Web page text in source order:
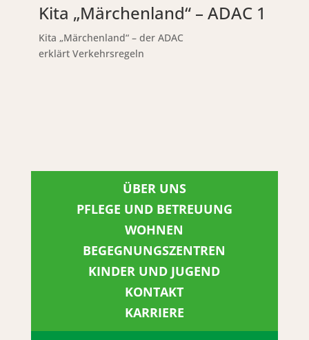
Kita „Märchenland“ – ADAC 1
Kita „Märchenland“ – der ADAC
erklärt Verkehrsregeln
ÜBER UNS
PFLEGE UND BETREUUNG
WOHNEN
BEGEGNUNGSZENTREN
KINDER UND JUGEND
KONTAKT
KARRIERE